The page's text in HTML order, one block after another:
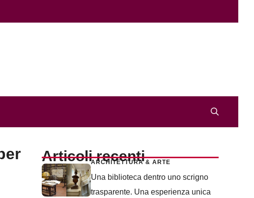
Articoli recenti
ARCHITETTURA & ARTE
Una biblioteca dentro uno scrigno
trasparente. Una esperienza unica